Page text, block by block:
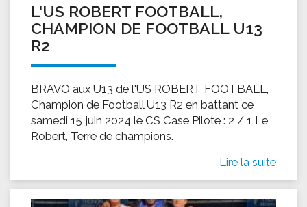
L'US ROBERT FOOTBALL,
CHAMPION DE FOOTBALL U13
R2
BRAVO aux U13 de l'US ROBERT FOOTBALL,
Champion de Football U13 R2 en battant ce
samedi 15 juin 2024 le CS Case Pilote : 2 / 1 Le
Robert, Terre de champions.
Lire la suite